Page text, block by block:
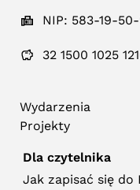
NIP: 583-19-
32 1500 1025
Wydarzenia
Projekty
Dla czytelnika
Jak zapisać się do